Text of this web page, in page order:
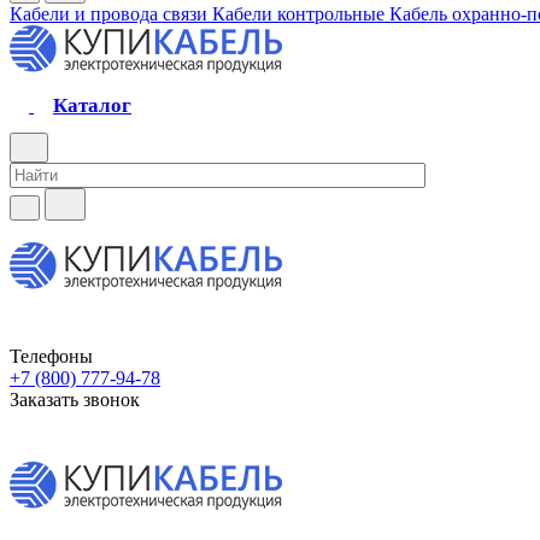
Кабели и провода связи Кабели контрольные Кабель охранно-
Каталог
Телефоны
+7 (800) 777-94-78
Заказать звонок